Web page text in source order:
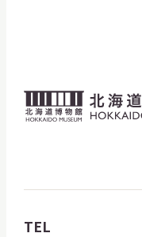
北
海
物
館
TEL